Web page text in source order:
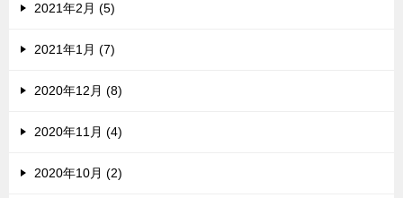
2021年2月 (5)
2021年1月 (7)
2020年12月 (8)
2020年11月 (4)
2020年10月 (2)